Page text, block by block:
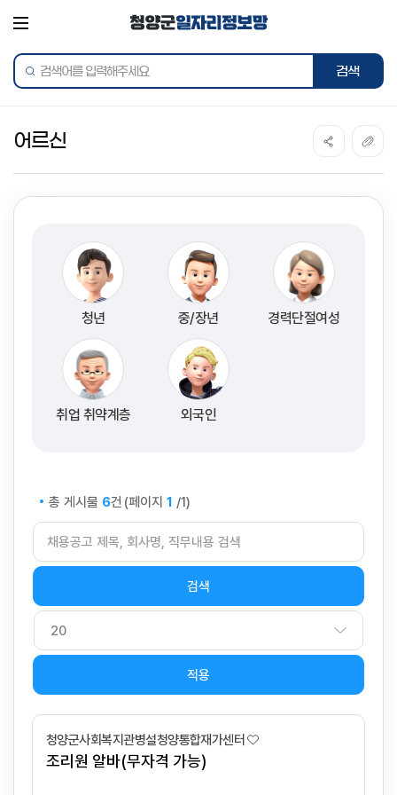
통합검색
어르신
청년 중/장년 경력단절여성
취업 취약계층 외국인
총 게시물 6건 (페이지 1 /1)
적용
청양군사회복지관병설청양통합재가센터
조리원 알바(무자격 가능)